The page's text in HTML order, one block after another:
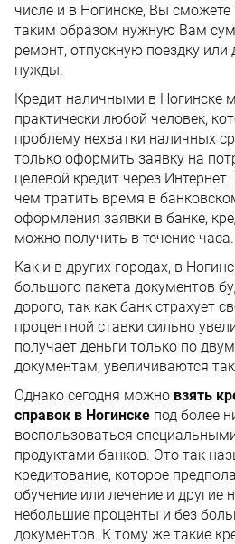
числе и в Ногинске, Вы
таким образом нужную Вам
ремонт, отпускную поездку или
нужды.
Кредит наличными в Ногинске
практически любой человек,
проблему нехватки наличных
только оформить заявку на
целевой кредит через
чем тратить время в
оформления заявки в банке,
можно получить в течение часа.
Как и в других городах, в
большого пакета документов
дорого, так как банк страхует
процентной ставки сильно
получает деньги только по
документам, увеличиваются
Однако сегодня можно взять
справок в Ногинске под более
воспользоваться
продуктами банков. Это так
кредитование, которое
обучение или лечение и
небольшие проценты и без
документов. К тому же такие